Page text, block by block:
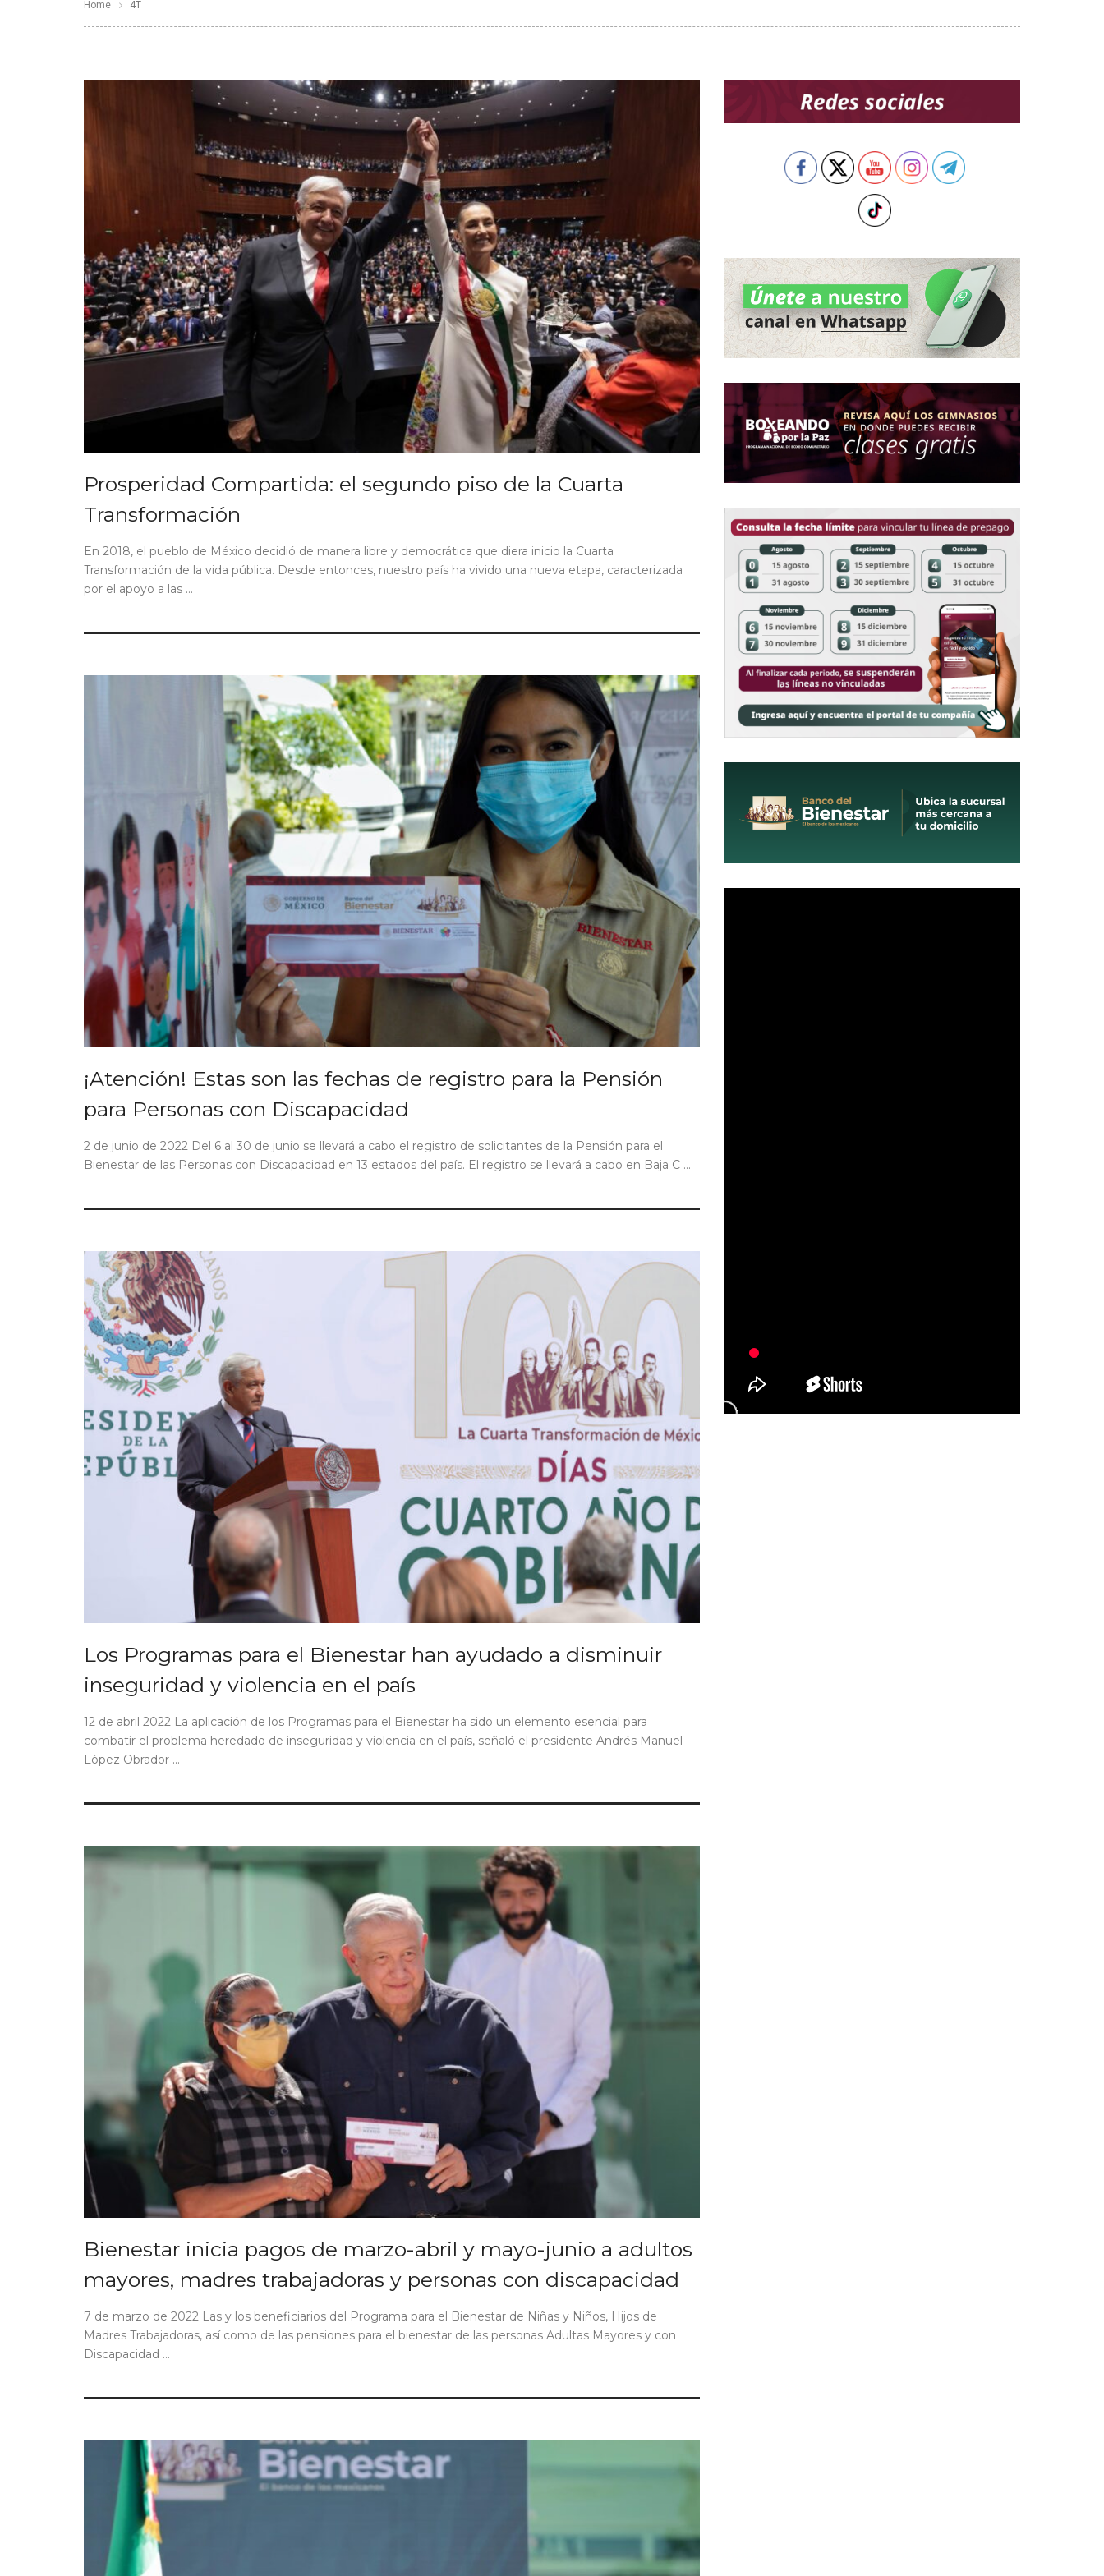
Home 4T
Prosperidad Compartida: el segundo piso de la Cuarta
Transformación
En 2018, el pueblo de México decidió de manera libre y democrática que diera inicio la Cuarta
Transformación de la vida pública. Desde entonces, nuestro país ha vivido una nueva etapa, caracterizada
por el apoyo a las ...
¡Atención! Estas son las fechas de registro para la Pensión
para Personas con Discapacidad
2 de junio de 2022 Del 6 al 30 de junio se llevará a cabo el registro de solicitantes de la Pensión para el
Bienestar de las Personas con Discapacidad en 13 estados del país. El registro se llevará a cabo en Baja C ...
Los Programas para el Bienestar han ayudado a disminuir
inseguridad y violencia en el país
12 de abril 2022 La aplicación de los Programas para el Bienestar ha sido un elemento esencial para
combatir el problema heredado de inseguridad y violencia en el país, señaló el presidente Andrés Manuel
López Obrador ...
Bienestar inicia pagos de marzo-abril y mayo-junio a adultos
mayores, madres trabajadoras y personas con discapacidad
7 de marzo de 2022 Las y los beneficiarios del Programa para el Bienestar de Niñas y Niños, Hijos de
Madres Trabajadoras, así como de las pensiones para el bienestar de las personas Adultas Mayores y con
Discapacidad ...